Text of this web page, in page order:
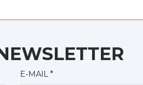
E-MAIL *